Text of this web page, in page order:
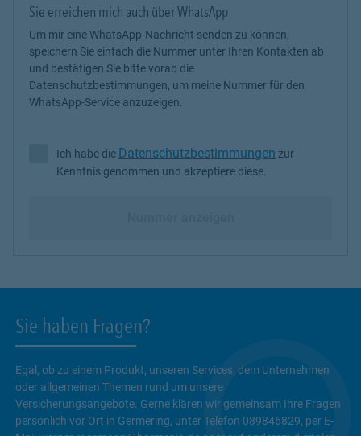
Sie erreichen mich auch über WhatsApp
Um mir eine WhatsApp-Nachricht senden zu können,
speichern Sie einfach die Nummer unter Ihren Kontakten ab
und bestätigen Sie bitte vorab die
Datenschutzbestimmungen, um meine Nummer für den
WhatsApp-Service anzuzeigen.
Ich habe die Datenschutzbestimmungen zur Kenntnis
Ich habe die Datenschutzbestimmungen zur
Kenntnis genommen und akzeptiere diese.
Sie haben Fragen?
Egal, ob zu einem Produkt, unseren Services, dem Unternehmen
oder allgemeinen Themen rund um unsere
Versicherungsangebote. Gerne klären wir gemeinsam Ihre Fragen
persönlich vor Ort in Germering, unter Telefon 089846829, per E-